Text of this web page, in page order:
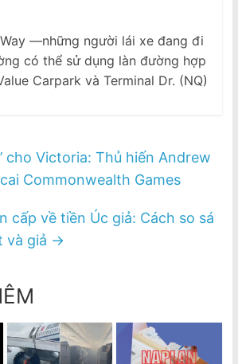
—những người lái xe đang đi
có thể sử dụng làn đường hợp
Carpark và Terminal Dr. (NQ)
cho Victoria: Thủ hiến Andrew
Commonwealth Games
cấp về tiền Úc giả: Cách so sá
và giả →